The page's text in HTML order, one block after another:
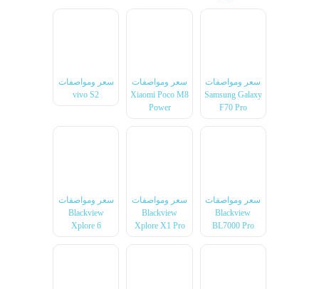
سعر ومواصفات
Samsung Galaxy
F70 Pro
سعر ومواصفات
Xiaomi Poco M8
Power
سعر ومواصفات
vivo S2
سعر ومواصفات
Blackview
BL7000 Pro
سعر ومواصفات
Blackview
Xplore X1 Pro
سعر ومواصفات
Blackview
Xplore 6